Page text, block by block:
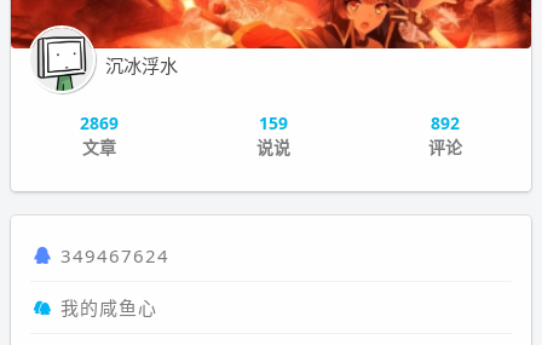
沉冰浮水
2869
文章
159
说说
892
评论
349467624
我的咸鱼心